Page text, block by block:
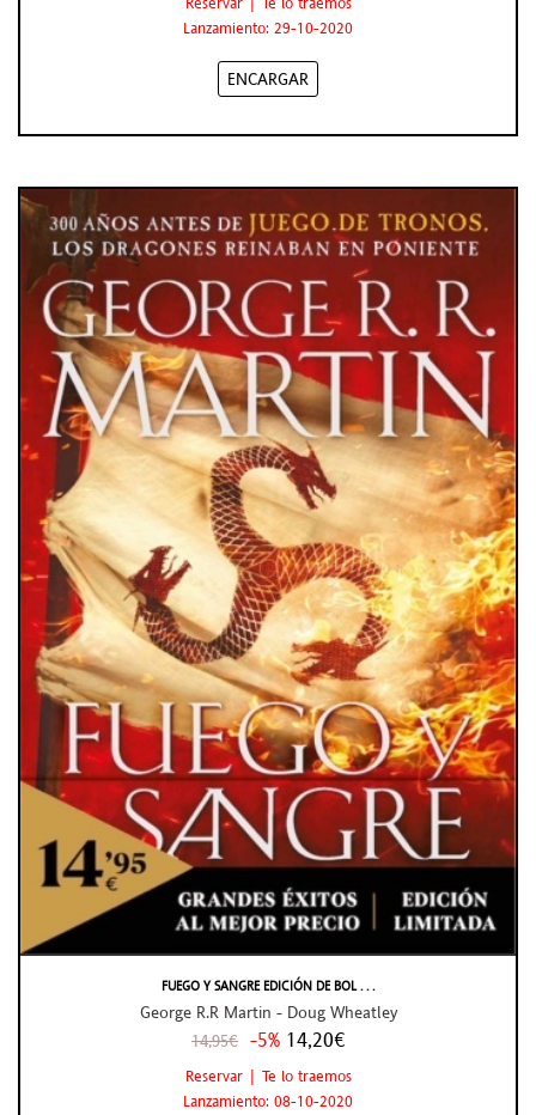
Lanzamiento: 29-10-2020
ENCARGAR
FUEGO Y SANGRE EDICIÓN DE BOL . . .
George R.R Martin - Doug Wheatley
14,95€ -5% 14,20€
Reservar | Te lo traemos
Lanzamiento: 08-10-2020